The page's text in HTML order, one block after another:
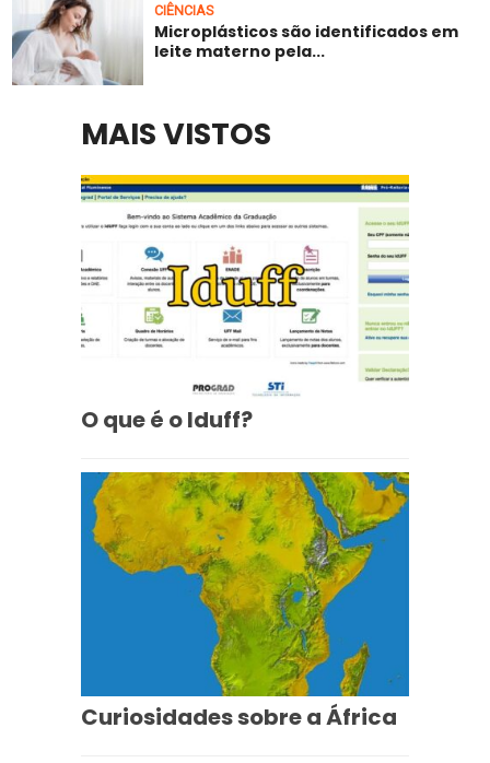
CIÊNCIAS
Microplásticos são identificados em
leite materno pela...
MAIS VISTOS
O que é o Iduff?
Curiosidades sobre a África